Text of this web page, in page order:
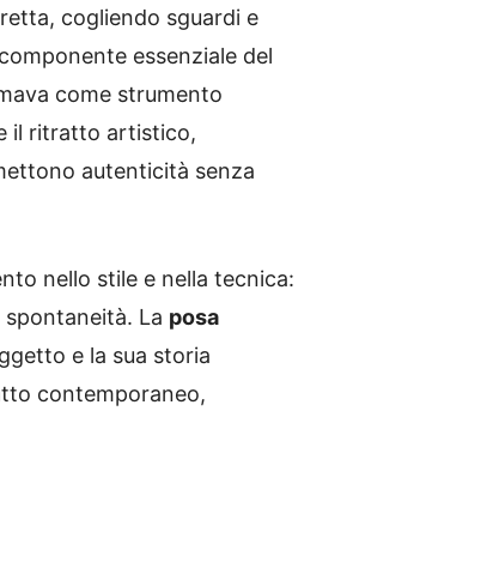
cogliendo sguardi e
essenziale del
come strumento
il ritratto artistico,
autenticità senza
nello stile e nella tecnica:
La posa
e la sua storia
contemporaneo,